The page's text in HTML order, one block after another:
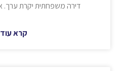
דירה משפחתית יקרת
קרא